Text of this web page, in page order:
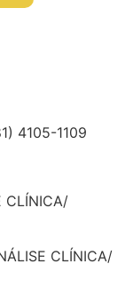
4105-1109
CLÍNICA/
CLÍNICA/